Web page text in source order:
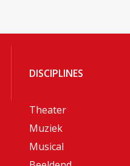
DISCIPLINES
Theater
Muziek
Musical